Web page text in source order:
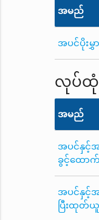
အမည်
အပင်ပိုး
လုပ်ထုံ
အမည်
အပင်နှင့်အ
ခွင့်ထော
အပင်နှင့်အ
ပြီးထုတ်